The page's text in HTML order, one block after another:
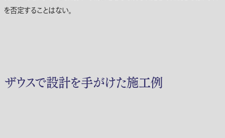
を否定することはない。
ザウスで設計を手がけた施工例